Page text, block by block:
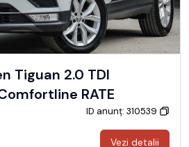
Tiguan 2.0 TDI
RATE
ID anunț: 310539
Vezi detalii